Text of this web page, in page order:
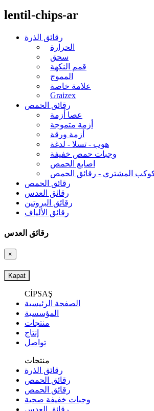
lentil-chips-ar
رقائق الذرة
الحرارة
سحق
قمم النكهة
المموج
علامة خاصة
Graizex
رقائق الحمص
عصا أزمة
أزمة متموجة
أزمة ورقة
هوب - تسلا - لدغة
وجبات حمص خفيفة
اصابع الحمص
المشتري - رقائق الحمص
رقائق الحمص
رقائق العدس
رقائق البروتين
رقائق الألياف
رقائق العدس
×
Kapat
CİPSAŞ
الصفحة الرئيسية
المؤسسية
منتجات
إنتاج
تواصل
منتجات
رقائق الذرة
رقائق الحمص
رقائق الحمص
وجبات خفيفة صحية